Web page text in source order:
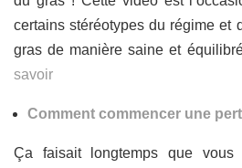
certains stéréotypes du régime et
gras de manière saine et
savoir
Comment commencer une
Ça faisait longtemps que